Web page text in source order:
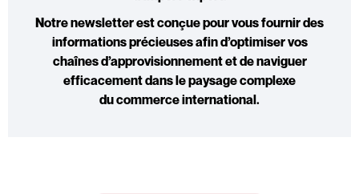
Notre newsletter est conçue pour vous fournir des
informations précieuses afin d’optimiser vos
chaînes d’approvisionnement et de naviguer
efficacement dans le paysage complexe
ducommerce international.